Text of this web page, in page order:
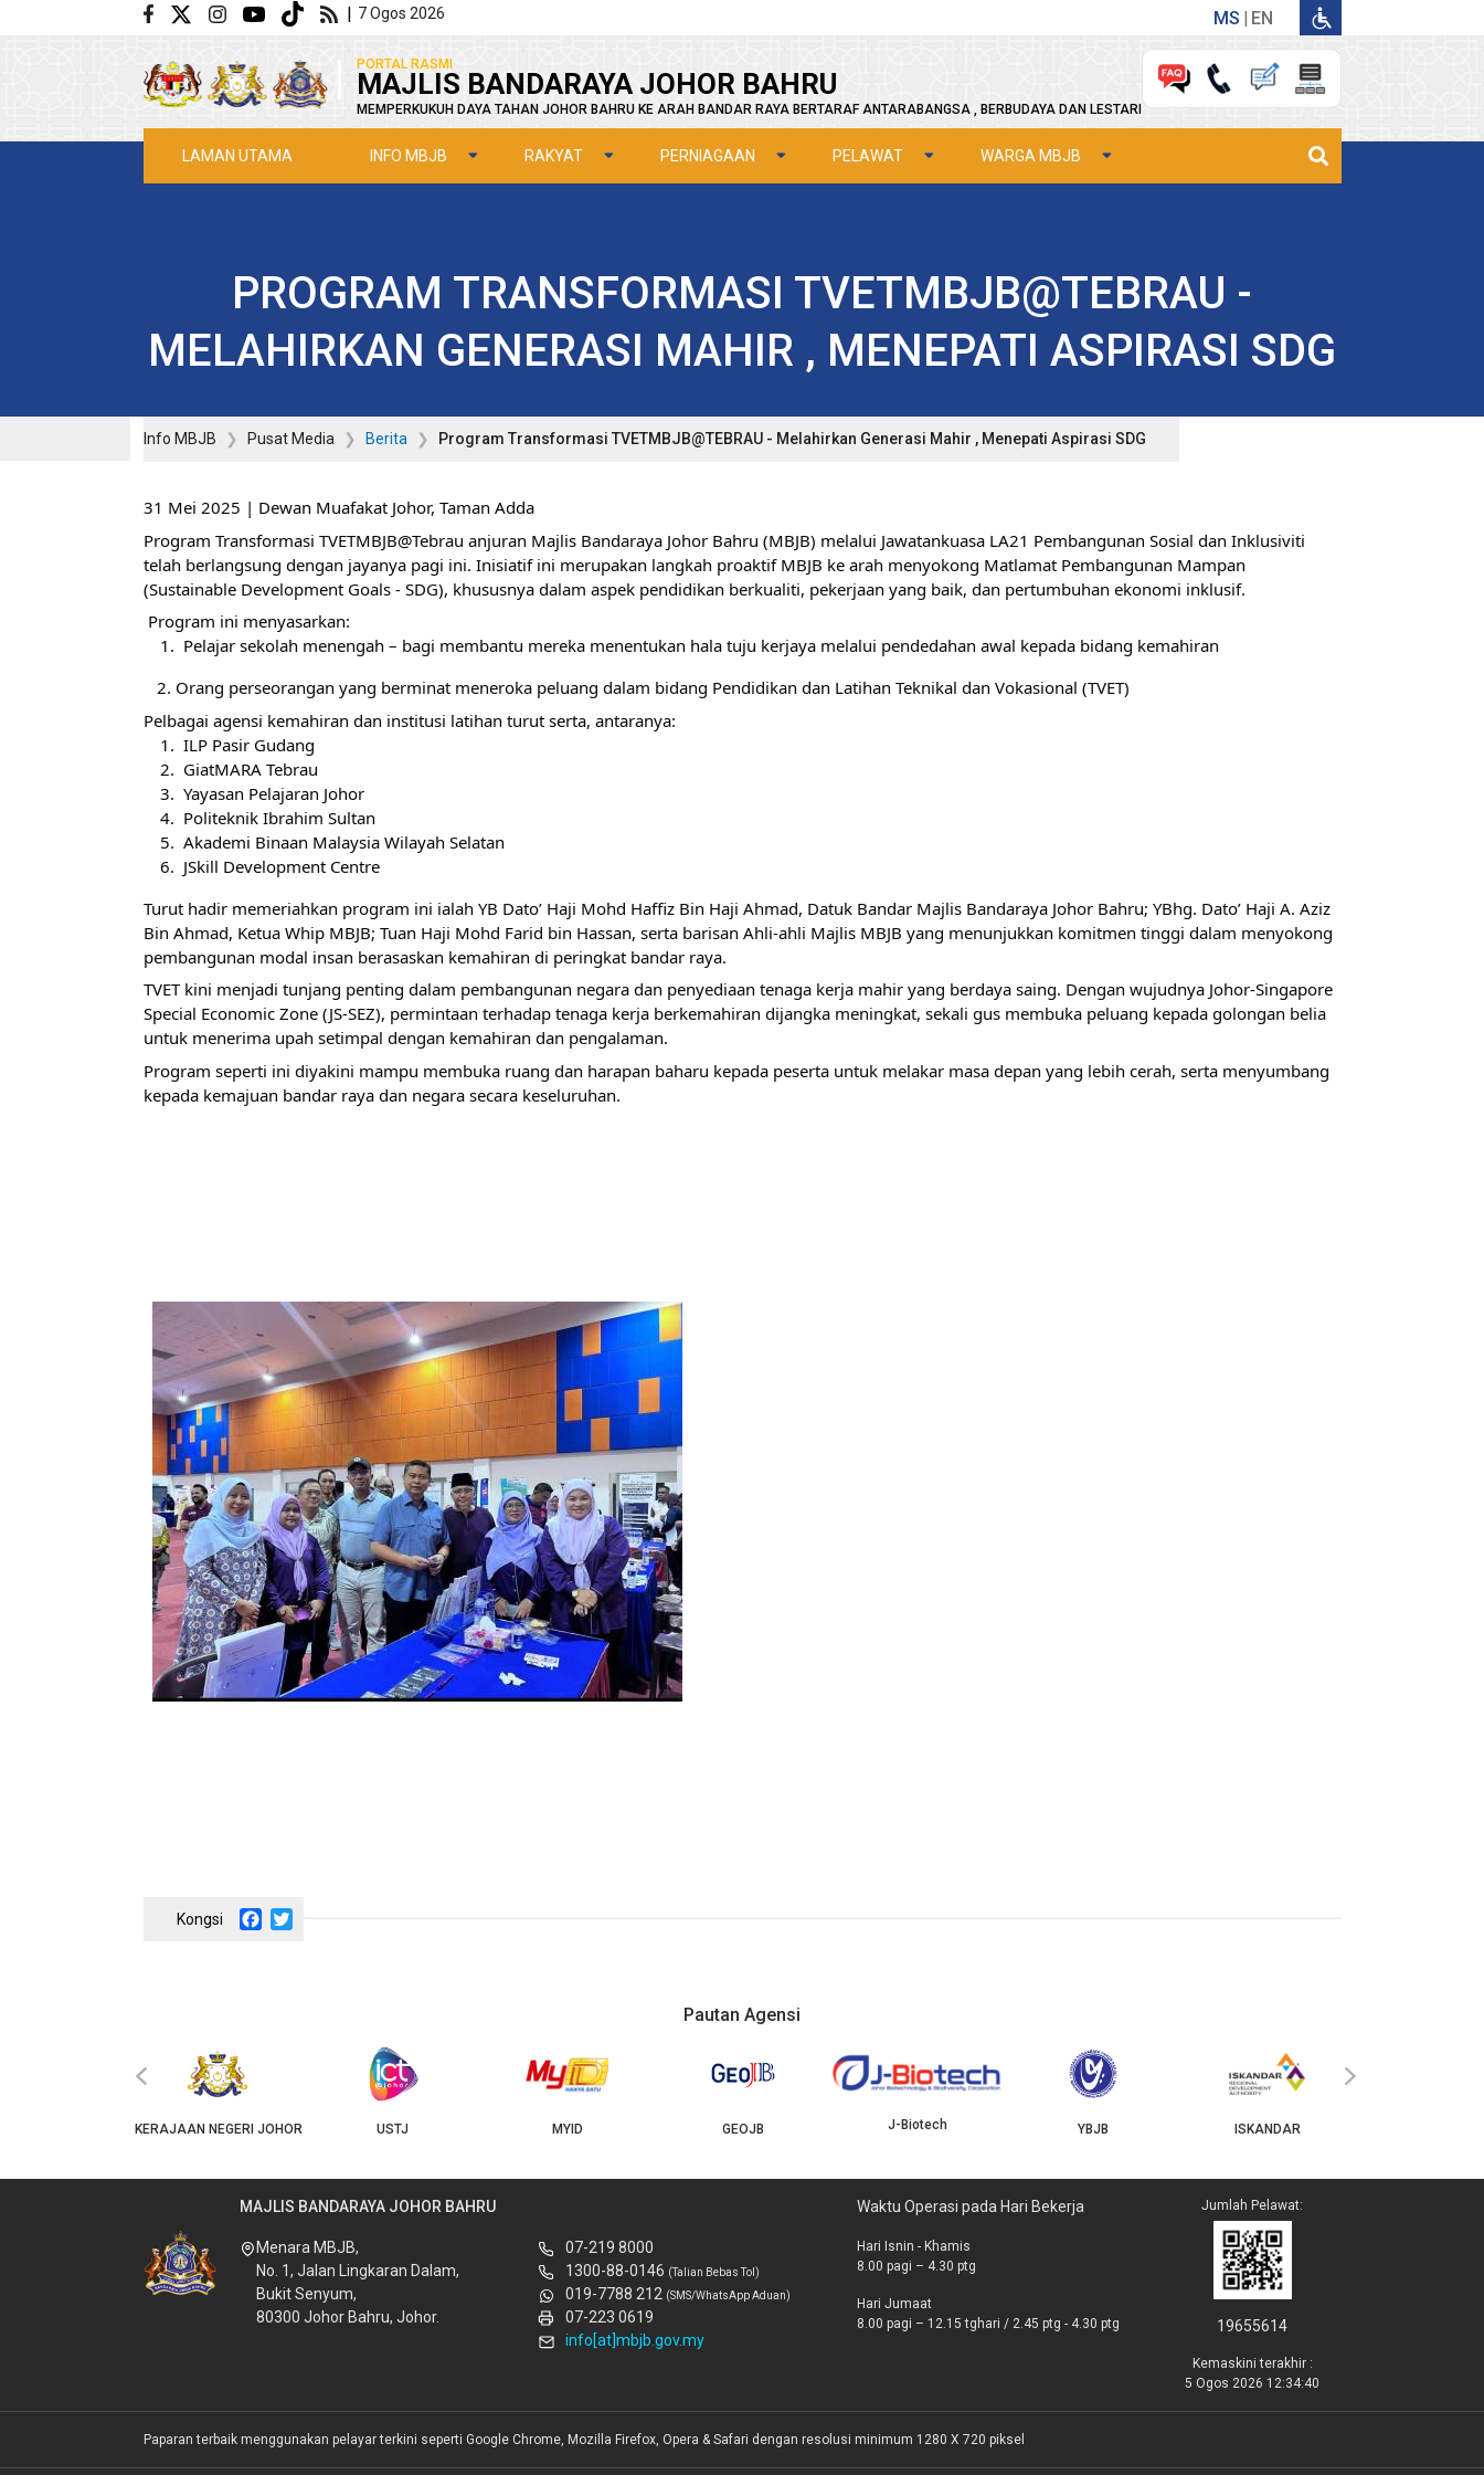
Langkau ke kandungan utama | 7 Ogos 2026 MS EN
PORTAL RASMI
MAJLIS BANDARAYA JOHOR BAHRU
MEMPERKUKUH DAYA TAHAN JOHOR BAHRU KE ARAH BANDAR RAYA BERTARAF ANTARABANGSA , BERBUDAYA DAN LESTARI
LAMAN UTAMA INFO MBJB RAKYAT PERNIAGAAN PELAWAT WARGA MBJB
PROGRAM TRANSFORMASI TVETMBJB@TEBRAU -
MELAHIRKAN GENERASI MAHIR , MENEPATI ASPIRASI SDG
Info MBJB Pusat Media Berita Program Transformasi TVETMBJB@TEBRAU - Melahirkan Generasi Mahir , Menepati Aspirasi SDG
31 Mei 2025 | Dewan Muafakat Johor, Taman Adda
Program Transformasi TVETMBJB@Tebrau anjuran Majlis Bandaraya Johor Bahru (MBJB) melalui Jawatankuasa LA21 Pembangunan Sosial dan Inklusiviti
telah berlangsung dengan jayanya pagi ini. Inisiatif ini merupakan langkah proaktif MBJB ke arah menyokong Matlamat Pembangunan Mampan
(Sustainable Development Goals - SDG), khususnya dalam aspek pendidikan berkualiti, pekerjaan yang baik, dan pertumbuhan ekonomi inklusif.
Program ini menyasarkan:
Pelajar sekolah menengah – bagi membantu mereka menentukan hala tuju kerjaya melalui pendedahan awal kepada bidang kemahiran
   2. Orang perseorangan yang berminat meneroka peluang dalam bidang Pendidikan dan Latihan Teknikal dan Vokasional (TVET)
Pelbagai agensi kemahiran dan institusi latihan turut serta, antaranya:
ILP Pasir Gudang
GiatMARA Tebrau
Yayasan Pelajaran Johor
Politeknik Ibrahim Sultan
Akademi Binaan Malaysia Wilayah Selatan
JSkill Development Centre
Turut hadir memeriahkan program ini ialah YB Dato’ Haji Mohd Haffiz Bin Haji Ahmad, Datuk Bandar Majlis Bandaraya Johor Bahru; YBhg. Dato’ Haji A. Aziz
Bin Ahmad, Ketua Whip MBJB; Tuan Haji Mohd Farid bin Hassan, serta barisan Ahli-ahli Majlis MBJB yang menunjukkan komitmen tinggi dalam menyokong
pembangunan modal insan berasaskan kemahiran di peringkat bandar raya.
TVET kini menjadi tunjang penting dalam pembangunan negara dan penyediaan tenaga kerja mahir yang berdaya saing. Dengan wujudnya Johor-Singapore
Special Economic Zone (JS-SEZ), permintaan terhadap tenaga kerja berkemahiran dijangka meningkat, sekali gus membuka peluang kepada golongan belia
untuk menerima upah setimpal dengan kemahiran dan pengalaman.
Program seperti ini diyakini mampu membuka ruang dan harapan baharu kepada peserta untuk melakar masa depan yang lebih cerah, serta menyumbang
kepada kemajuan bandar raya dan negara secara keseluruhan.
Facebook
Pautan Agensi
KERAJAAN NEGERI JOHOR USTJ MYID GEOJB J-Biotech YBJB ISKANDAR
‹ ›
MAJLIS BANDARAYA JOHOR BAHRU
Menara MBJB,
No. 1, Jalan Lingkaran Dalam,
Bukit Senyum,
80300 Johor Bahru, Johor.
07-219 8000
1300-88-0146 (Talian Bebas Tol)
019-7788 212 (SMS/WhatsApp Aduan)
07-223 0619
info[at]mbjb.gov.my
Waktu Operasi pada Hari Bekerja
Hari Isnin - Khamis
8.00 pagi – 4.30 ptg
Hari Jumaat
8.00 pagi – 12.15 tghari / 2.45 ptg - 4.30 ptg
Jumlah Pelawat:
19655614
Kemaskini terakhir :
5 Ogos 2026 12:34:40
Paparan terbaik menggunakan pelayar terkini seperti Google Chrome, Mozilla Firefox, Opera & Safari dengan resolusi minimum 1280 X 720 piksel